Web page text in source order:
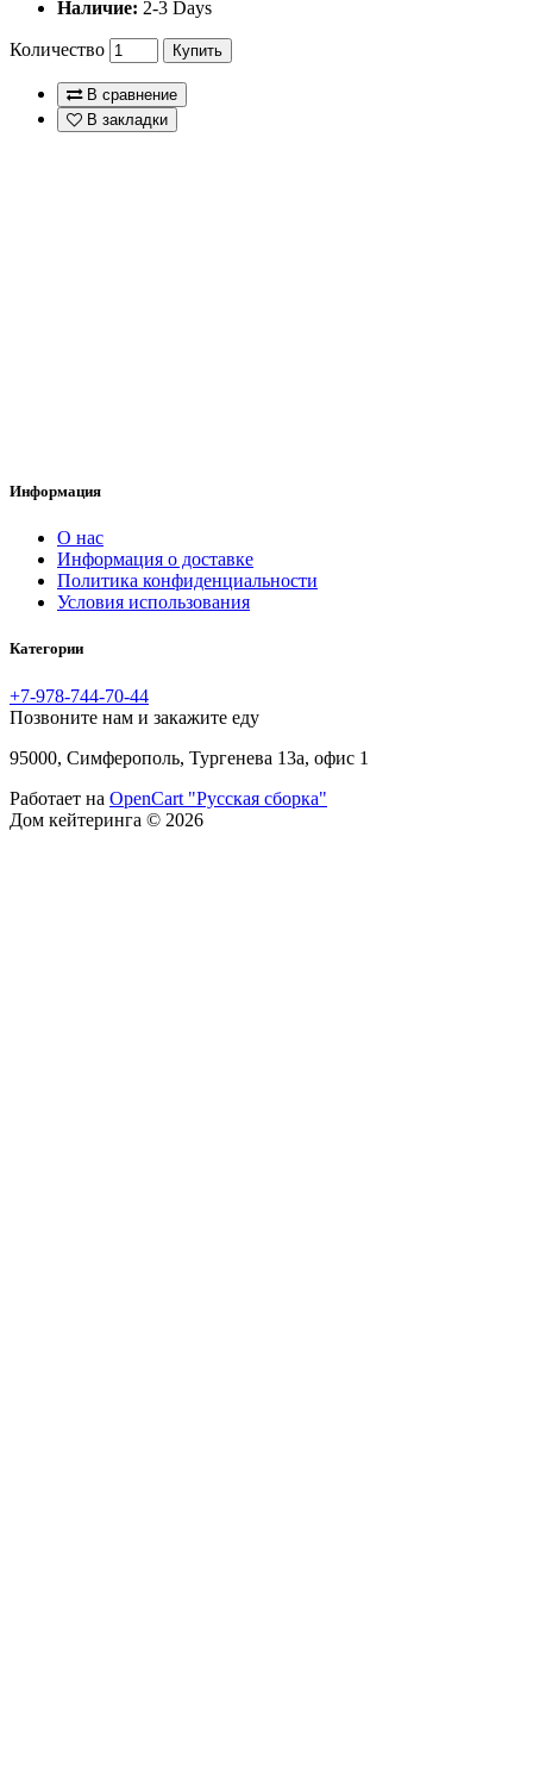
Наличие: 2-3 Days
Количество Купить
В сравнение
В закладки
Информация
O нас
Информация о доставке
Политика конфиденциальности
Условия использования
Категории
+7-978-744-70-44
Позвоните нам и закажите еду
95000, Симферополь, Тургенева 13а, офис 1
Работает на OpenCart "Русская сборка"
Дом кейтеринга © 2026